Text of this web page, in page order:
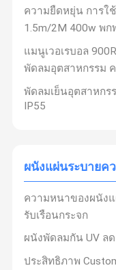
บ้าน
ความยืดหยุ่น การใ
1.5m/2M 400w พ
แมนูเวอเรบอล
พัดลมอุตสาหกรรม ค
พัดลมเย็นอุตสาหกร
IP55
ผนังแผ่นระบายค
ความหนาของผนัง
รับเรือนกระจก
ผนังพัดลมกัน UV ล
ประสิทธิภาพ
ปรับอากาศสภาพแว
ครับแฟนเย็นและพัดล
ครบวงจรรวมถึงการอ
รักษาครับการประเมิ
(วิศวกรรม, การจัดซื้
สิ่งแวดล้อมครับการอ